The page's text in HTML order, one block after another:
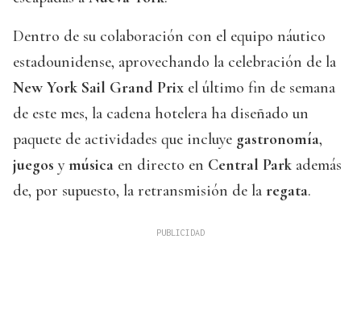
Dentro de su colaboración con el equipo náutico
estadounidense, aprovechando la celebración de la
New York Sail Grand Prix el último fin de semana
de este mes, la cadena hotelera ha diseñado un
paquete de actividades que incluye gastronomía,
juegos ymúsica en directo en Central Park además
de, por supuesto, la retransmisión de la regata.